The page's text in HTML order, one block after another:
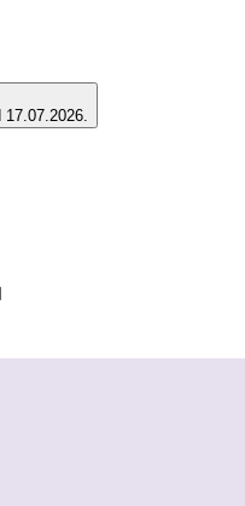
17.07.2026.